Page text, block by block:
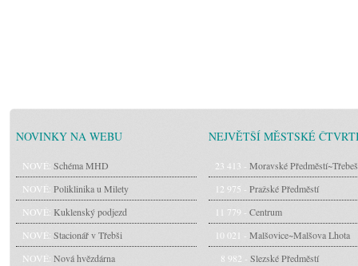
NOVINKY NA WEBU
NOVÉ: Schéma MHD
NOVÉ: Poliklinika u Milety
NOVÉ: Kuklenský podjezd
NOVÉ: Stacionář v Třebši
NOVÉ: Nová hvězdárna
NEJVĚTŠÍ MĚSTSKÉ
23 413 - Moravské Předměstí~Třebeš
12 975 - Pražské Předměstí
11 779 - Centrum
10 021 - Malšovice~Malšova Lhota
8 982 - Slezské Předměstí